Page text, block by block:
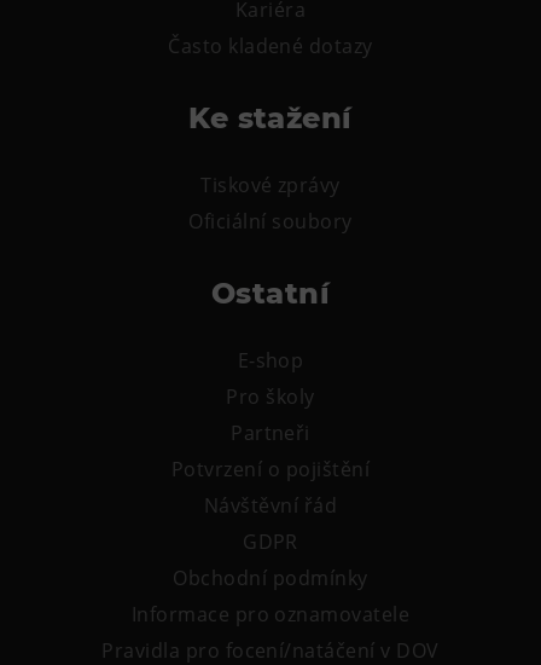
Tematické dárkové poukazy
Pro školy
DOVýuky
Kariéra
Často kladené dotazy
Ke stažení
Tiskové zprávy
Oficiální soubory
Ostatní
E-shop
Pro školy
Partneři
Potvrzení o pojištění
Návštěvní řád
GDPR
Obchodní podmínky
Informace pro oznamovatele
Pravidla pro focení/natáčení v DOV